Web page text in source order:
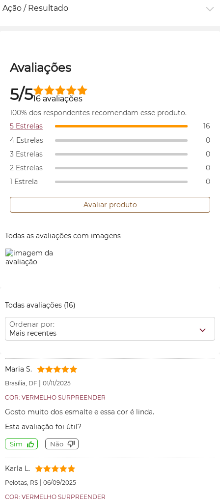
Ação / Resultado
Avaliações
5/516 avaliações
100% dos respondentes recomendam esse produto.
5 Estrelas
16
4 Estrelas
0
3 Estrelas
0
2 Estrelas
0
1 Estrela
0
Avaliar produto
Todas as avaliações com imagens
Todas avaliações (16)
Ordenar por:
Mais recentes
Maria S.
Brasília, DF | 01/11/2025
COR: VERMELHO SURPREENDER
Gosto muito dos esmalte e essa cor é linda.
Esta avaliação foi útil?
Sim Não
Karla L.
Pelotas, RS | 06/09/2025
COR: VERMELHO SURPREENDER